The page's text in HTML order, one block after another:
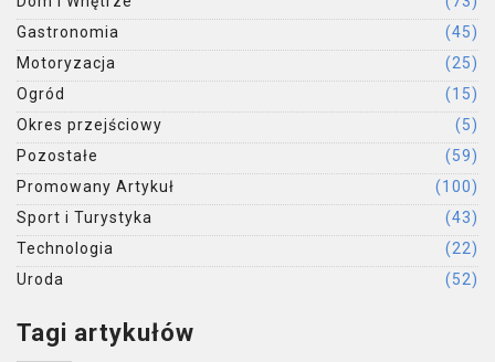
Gastronomia
(45)
Motoryzacja
(25)
Ogród
(15)
Okres przejściowy
(5)
Pozostałe
(59)
Promowany Artykuł
(100)
Sport i Turystyka
(43)
Technologia
(22)
Uroda
(52)
Tagi artykułów